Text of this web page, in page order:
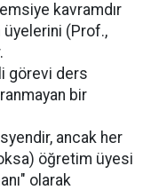
kavramdır
(Prof.,
görevi ders
bir
ancak her
öğretim üyesi
olarak